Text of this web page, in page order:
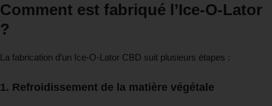
Comment est fabriqué l’Ice-O-Lator
?
La fabrication d’un Ice-O-Lator CBD suit plusieurs étapes :
1. Refroidissement de la matière végétale